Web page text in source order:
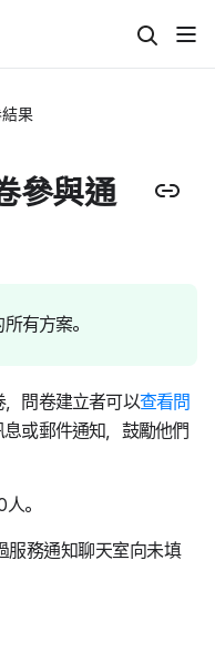
結果
參與通
有方案。
問卷建立者可以查看問
或郵件通知，鼓勵他們
。
服務通知聊天室向未填